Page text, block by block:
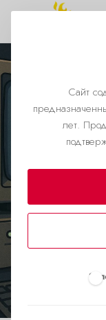
Сайт
лет.
в
века"
сроков